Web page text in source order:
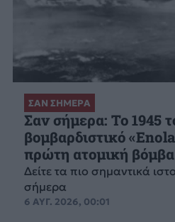
ΣΑΝ ΣΗΜΕΡΑ
Σαν σήμερα: Το 1945
βομβαρδιστικό
πρώτη ατομική
Δείτε τα πιο σημαντικά
σήμερα
6 ΑΥΓ. 2026, 00:01